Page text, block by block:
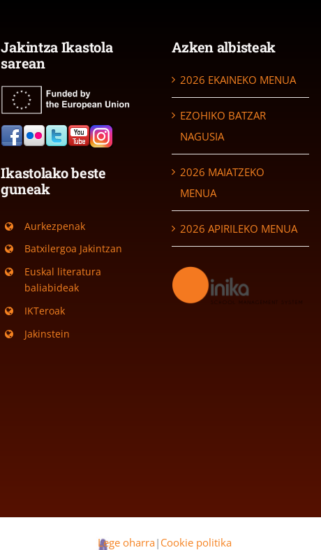
Jakintza Ikastola
sarean
Ikastolako beste
guneak
Aurkezpenak
Batxilergoa Jakintzan
Euskal literatura
baliabideak
IKTeroak
Jakinstein
Azken albisteak
2026 EKAINEKO MENUA
EZOHIKO BATZAR
NAGUSIA
2026 MAIATZEKO
MENUA
2026 APIRILEKO MENUA
Lege oharra| Cookie politika